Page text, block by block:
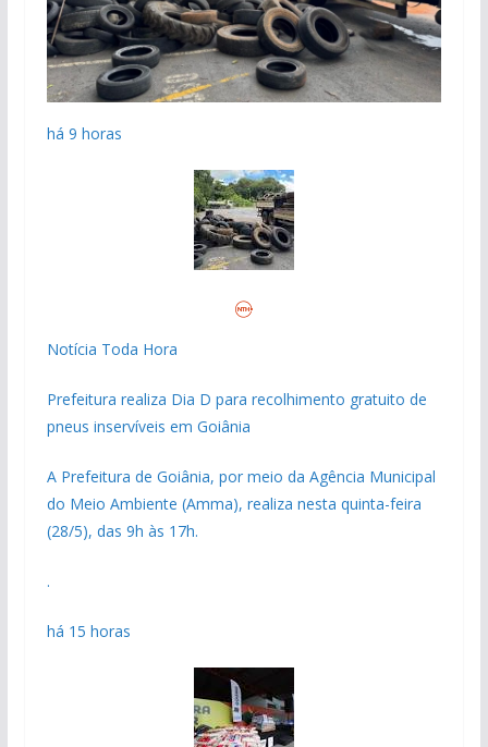
há 9 horas
Notícia Toda Hora
Prefeitura realiza Dia D para recolhimento gratuito de
pneus inservíveis em Goiânia
A Prefeitura de Goiânia, por meio da Agência Municipal
do Meio Ambiente (Amma), realiza nesta quinta-feira
(28/5), das 9h às 17h.
.
há 15 horas